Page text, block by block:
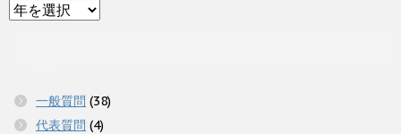
一般質問 (38)
代表質問 (4)